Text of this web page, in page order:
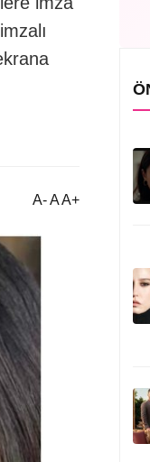
A- A A+